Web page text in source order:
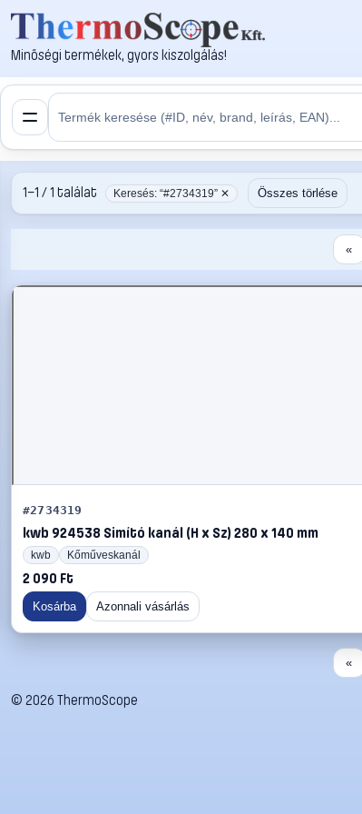
Minőségi termékek, gyors kiszolgálás!
1–1 / 1 találat Keresés: “#2734319” ✕ Összes törlése
«
#2734319
kwb 924538 Simító kanál (H x Sz) 280 x 140 mm
kwb Kőműveskanál
2 090 Ft
Kosárba Azonnali vásárlás
«
© 2026 ThermoScope